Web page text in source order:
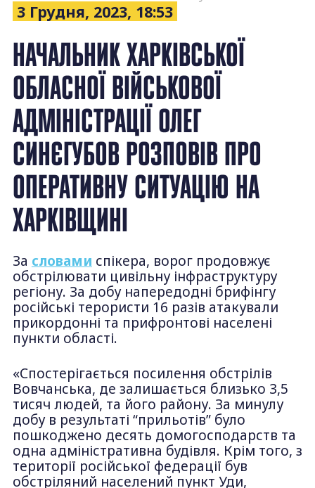
3 Грудня, 2023, 18:53
НАЧАЛЬНИК ХАРКІВСЬКОЇ
ОБЛАСНОЇ ВІЙСЬКОВОЇ
АДМІНІСТРАЦІЇ ОЛЕГ
СИНЄГУБОВ РОЗПОВІВ ПРО
ОПЕРАТИВНУ СИТУАЦІЮ НА
ХАРКІВЩИНІ
За словами спікера, ворог продовжує
обстрілювати цивільну інфраструктуру
регіону. За добу напередодні брифінгу
російські терористи 16 разів атакували
прикордонні та прифронтові населені
пункти області.
«Спостерігається посилення обстрілів
Вовчанська, де залишається близько 3,5
тисяч людей, та його району. За минулу
добу в результаті “прильотів” було
пошкоджено десять домогосподарств та
одна адміністративна будівля. Крім того, з
території російської федерації був
обстріляний населений пункт Уди,